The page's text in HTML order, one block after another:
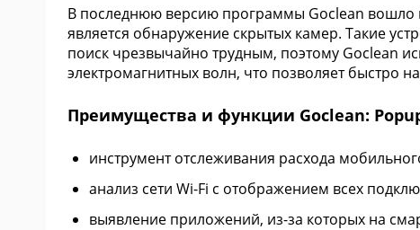
В последнюю версию программы Goclean вошло
является обнаружение скрытых камер. Такие
поиск чрезвычайно трудным, поэтому Goclean
электромагнитных волн, что позволяет быстро
Преимущества и функции Goclean:
инструмент отслеживания расхода
анализ сети Wi-Fi с отображением всех
выявление приложений, из-за которых на